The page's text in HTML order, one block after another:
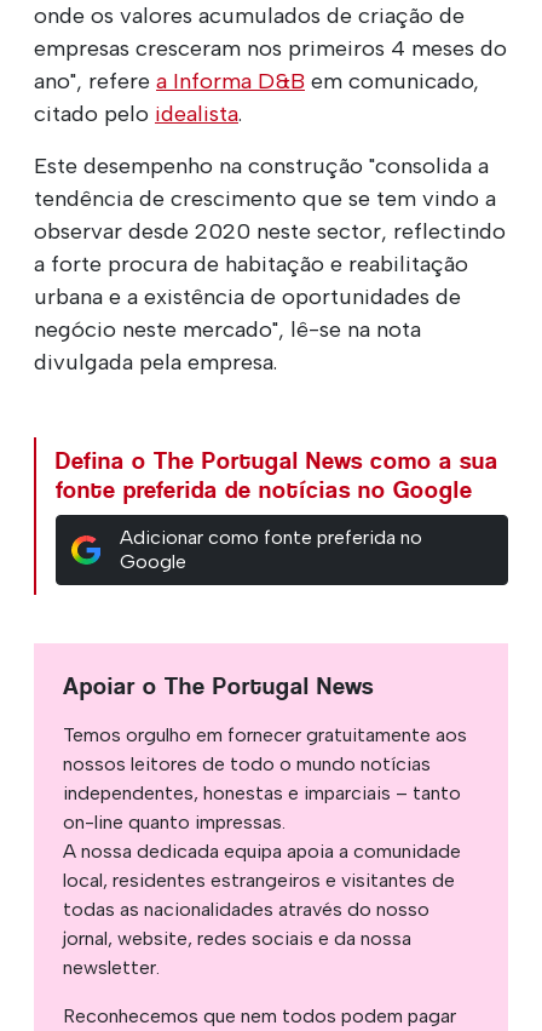
onde os valores acumulados de criação de
empresas cresceram nos primeiros 4 meses do
ano", refere a Informa D&B em comunicado,
citado pelo idealista.
Este desempenho na construção "consolida a
tendência de crescimento que se tem vindo a
observar desde 2020 neste sector, reflectindo
a forte procura de habitação e reabilitação
urbana e a existência de oportunidades de
negócio neste mercado", lê-se na nota
divulgada pela empresa.
Defina o The Portugal News como a sua
fonte preferida de notícias no Google
Adicionar como fonte preferida no
Google
Apoiar o The Portugal News
Temos orgulho em fornecer gratuitamente aos
nossos leitores de todo o mundo notícias
independentes, honestas e imparciais – tanto
on-line quanto impressas.
A nossa dedicada equipa apoia a comunidade
local, residentes estrangeiros e visitantes de
todas as nacionalidades através do nosso
jornal, website, redes sociais e da nossa
newsletter.
Reconhecemos que nem todos podem pagar